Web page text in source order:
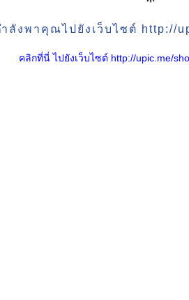
ำลังพาคุณไปยังเว็บไซต์ http://
คลิกที่นี่ ไปยังเว็บไซต์ http://upic.me/